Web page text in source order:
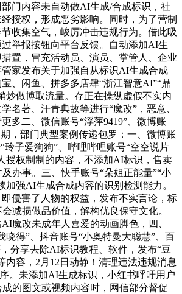
门内容未自动做AI生成/合成标识，社
授权，形成恶劣影响。同时，为了营制
收集空气，峻厉冲击违规行为。借此吸
举报按钮向平台反馈。自动添加AI生
置，冒充活动员、演员、掌管人、企业
家发布关于加强自从标识AI生成合成
、闲鱼、拼多多店肆“浙江智意AI”“鼎
炒做博取流量。存正在操纵虚假不实内
名著、汗青典故等进行“魔改”，恶意、
多二、微信账号“浮萍9419”、微博账
，部门典型案例传递包罗：一、微博账
玲子爱狗狗”、哔哩哔哩账号“空空说片
授权制制的内容，不添加AI标识，售卖
办事。三、快手账号“朵姐正能量”“小
加强AI生成合成内容的识别检测能力。
侵害了人物的权益，发布不实言论，标
减损做品价值，解构优良保守文化。
魔改未成年人喜爱的动画脚色，四、
晓得”、抖音账号“小奥特曼大聪慧”、百
分享去除AI标识教程、软件，发布“豆
内容，2月12日动静！清理违法违规消息
。未添加AI生成标识，小红书呼吁用户
的图文或视频内容时，网信部分督促